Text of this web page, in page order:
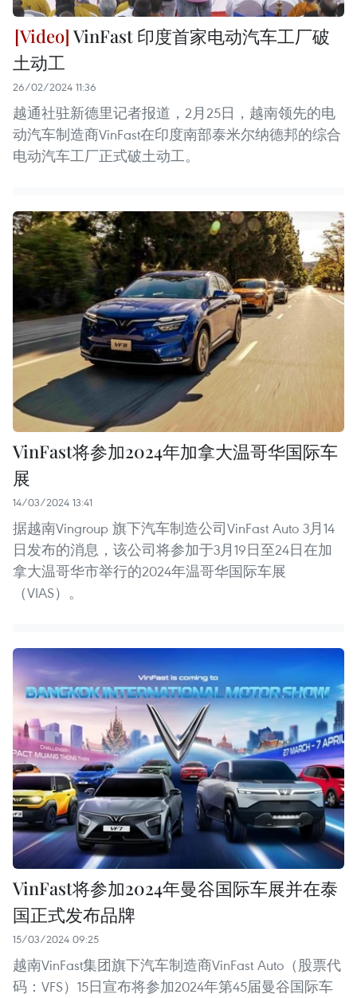
VinFast 印度首家电动汽车工厂破
土动工
26/02/2024 11:36
越通社驻新德里记者报道，2月25日，越南领先的电
动汽车制造商VinFast在印度南部泰米尔纳德邦的综合
电动汽车工厂正式破土动工。
VinFast将参加2024年加拿大温哥华国际车
展
14/03/2024 13:41
据越南Vingroup 旗下汽车制造公司VinFast Auto 3月14
日发布的消息，该公司将参加于3月19日至24日在加
拿大温哥华市举行的2024年温哥华国际车展
（VIAS）。 ​
VinFast将参加2024年曼谷国际车展并在泰
国正式发布品牌
15/03/2024 09:25
越南VinFast集团旗下汽车制造商VinFast Auto（股票代
码：VFS）15日宣布将参加2024年第45届曼谷国际车